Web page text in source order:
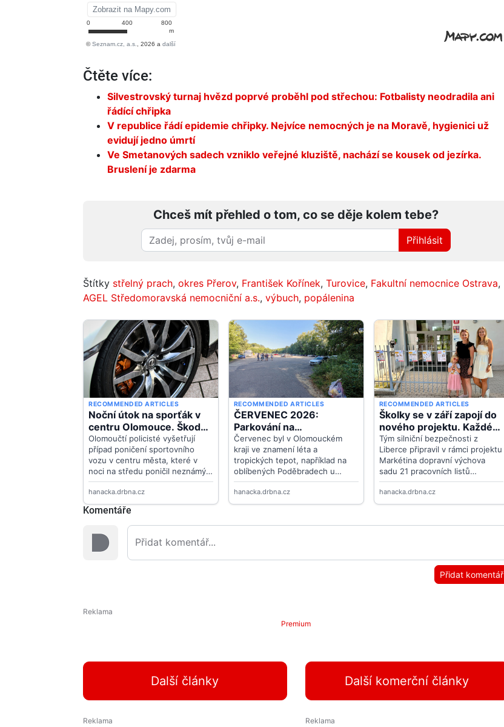
Čtěte více:
Silvestrovský turnaj hvězd poprvé proběhl pod střechou: Fotbalisty neodradila ani
řádící chřipka
V republice řádí epidemie chřipky. Nejvíce nemocných je na Moravě, hygienici už
evidují jedno úmrtí
Ve Smetanových sadech vzniklo veřejné kluziště, nachází se kousek od jezírka.
Bruslení je zdarma
Chceš mít přehled o tom, co se děje kolem tebe?
Přihlásit
Štítky střelný prach, okres Přerov, František Kořínek, Turovice, Fakultní nemocnice Ostrava,
AGEL Středomoravská nemocniční a.s., výbuch, popálenina
Komentáře
Přidat komentář
Premium
Další články Další komerční články